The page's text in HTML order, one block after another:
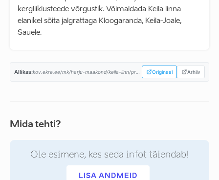
kergliiklusteede võrgustik. Võimaldada Keila linna
elanikel sõita jalgrattaga Kloogaranda, Keila-Joale,
Sauele.
Allikas: Originaal Arhiiv
Mida tehti?
Ole esimene, kes seda infot täiendab!
LISA ANDMEID